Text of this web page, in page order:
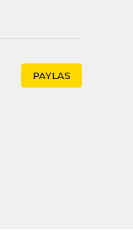
PAYLAS